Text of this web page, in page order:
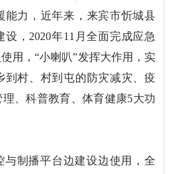
能力，近年来，来宾市忻城县
，2020年11月全面完成应急
用，“小喇叭”发挥大作用，实
到村、村到屯的防灾减灾、疫
、科普教育、体育健康5大功
与制播平台边建设边使用，全